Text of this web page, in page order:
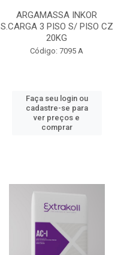
ARGAMASSA INKOR
S.CARGA 3 PISO S/ PISO CZ
20KG
Código: 7095 A
Faça seu login ou
cadastre-se para
ver preços e
comprar